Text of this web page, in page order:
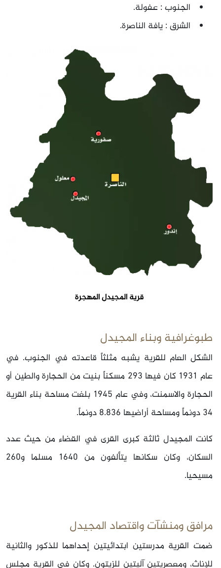
الجنوب : عفولة.
الشرق : يافة الناصرة.
قرية المجيدل المهجرة
طبوغرافية وبناء المجيدل
الشكل العام للقرية يشبه مثلثاً قاعدته في الجنوب. في
عام 1931 كان فيها 293 مسكناً بنيت من الحجارة والطين أو
الحجارة والاسمنت، وفي عام 1945 بلغت مساحة بناء القرية
34 دونماً ومساحة أراضيها 8.836 دونماً.
كانت المجيدل ثالثة كبرى القرى في القضاء من حيث عدد
السكان، وكان سكانها يتألفون من 1640 مسلما و260
مسيحيا.
مرافق ومنشآت واقتصاد المجيدل
ضمت القرية مدرستين ابتدائيتين إحداهما للذكور والثانية
للإناث، ومعصريتين آليتين للزيتون. وكان في القرية مجلس